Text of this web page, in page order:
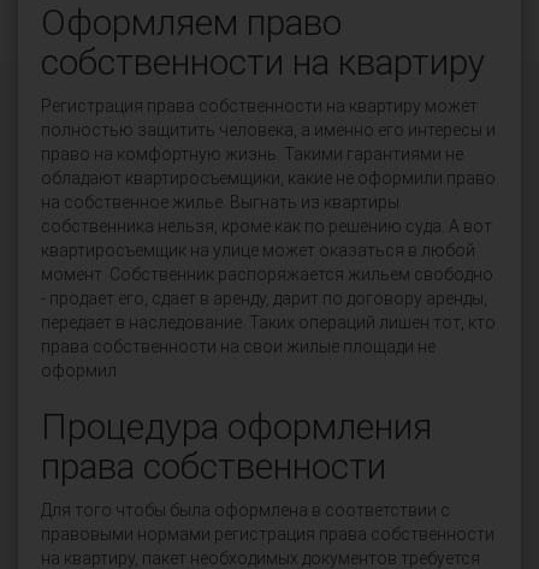
Оформляем право
собственности на квартиру
Регистрация права собственности на квартиру может
полностью защитить человека, а именно его интересы и
право на комфортную жизнь. Такими гарантиями не
обладают квартиросъемщики, какие не оформили право
на собственное жилье. Выгнать из квартиры
собственника нельзя, кроме как по решению суда. А вот
квартиросъемщик на улице может оказаться в любой
момент. Собственник распоряжается жильем свободно
- продает его, сдает в аренду, дарит по договору аренды,
передает в наследование. Таких операций лишен тот, кто
права собственности на свои жилые площади не
оформил.
Процедура оформления
права собственности
Для того чтобы была оформлена в соответствии с
правовыми нормами регистрация права собственности
на квартиру, пакет необходимых документов требуется